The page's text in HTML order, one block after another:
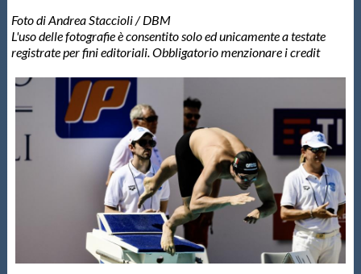
Foto di Andrea Staccioli / DBM
L'uso delle fotografie è consentito solo ed unicamente a testate
registrate per fini editoriali. Obbligatorio menzionare i credit